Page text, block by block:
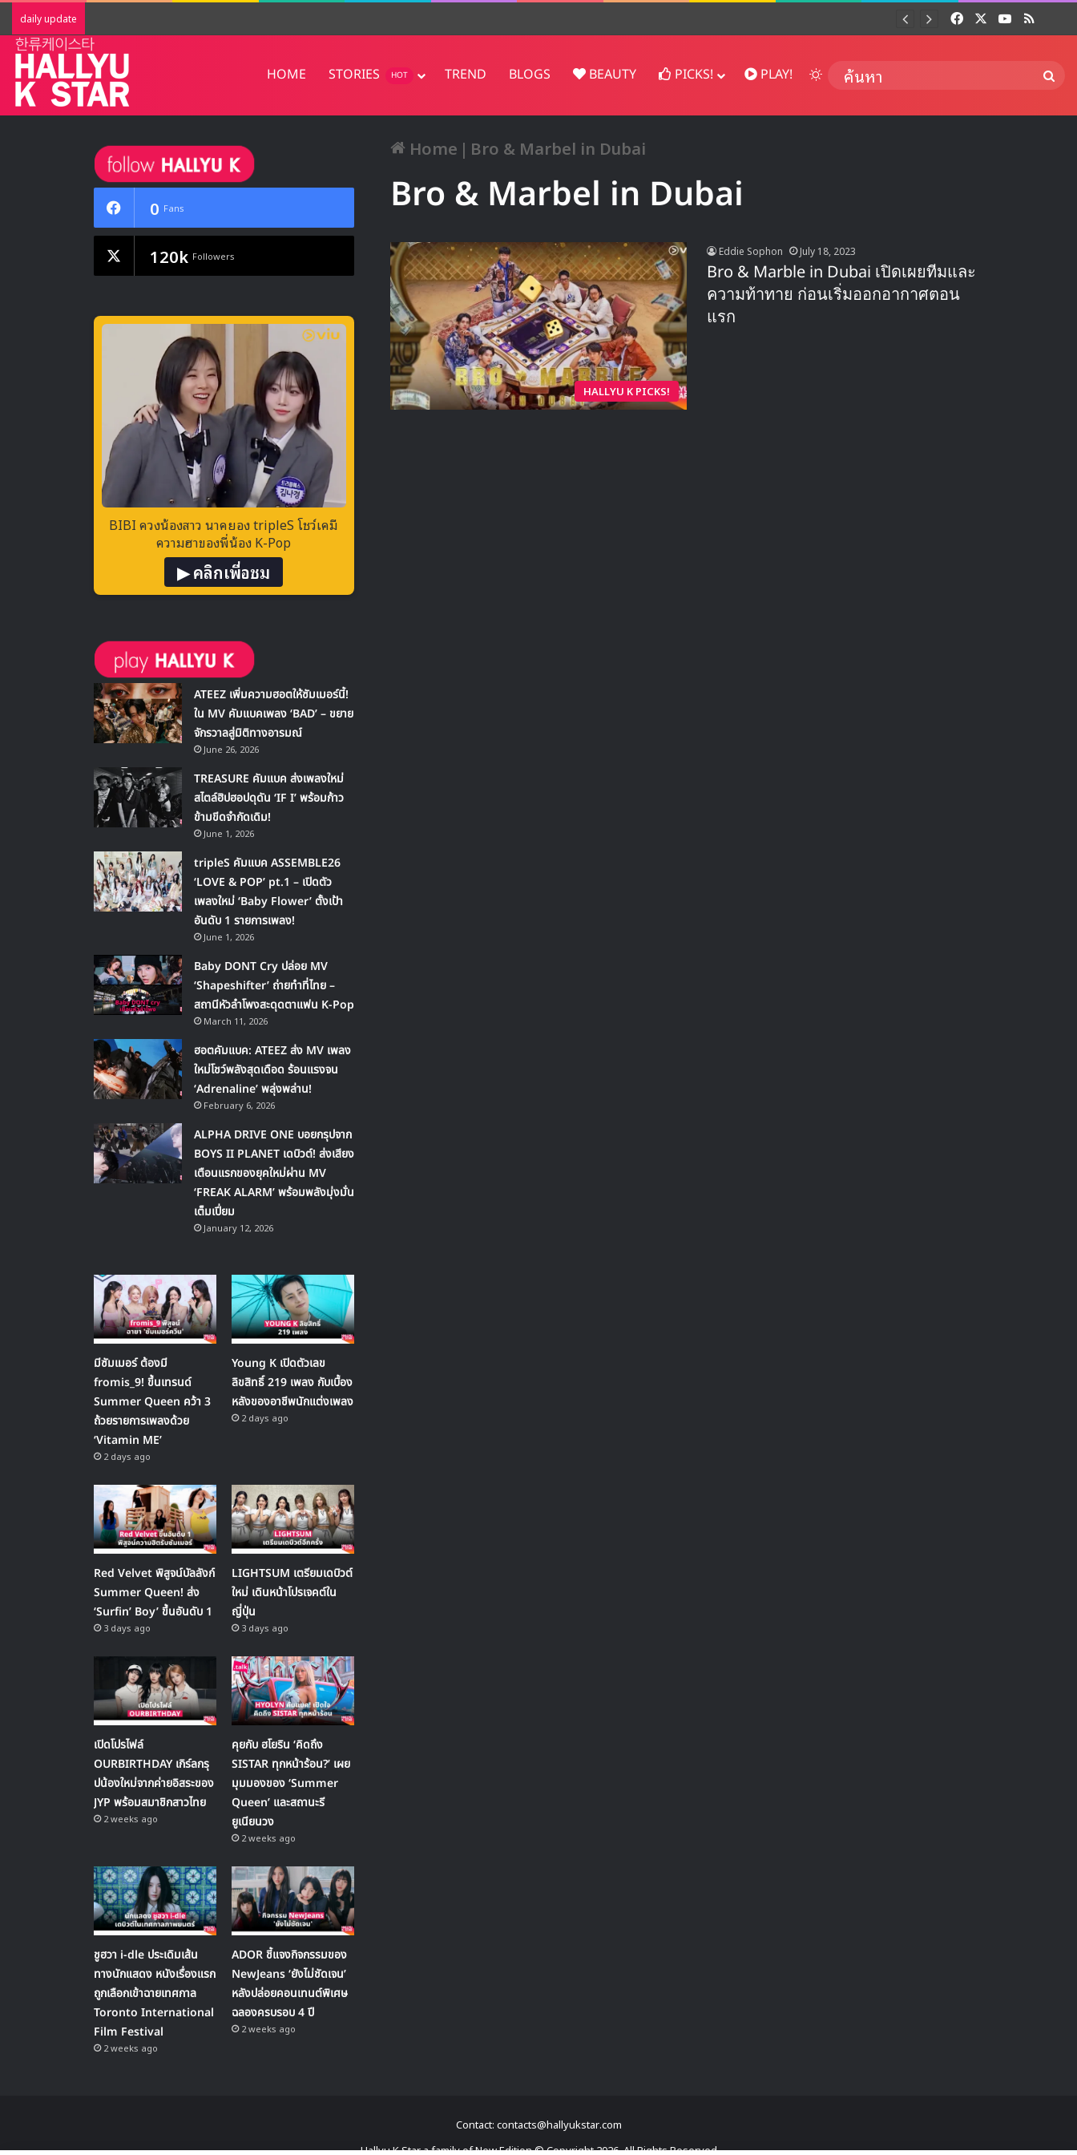
daily update FacebookYouTube
RSS
HOME STORIES HOT TREND BLOGS BEAUTY PICKS! PLAY! Switch skin
Home | Bro & Marbel in Dubai
Bro & Marbel in Dubai
HALLYU K PICKS!
Eddie Sophon July 18, 2023
Bro & Marble in Dubai เปิดเผยทีมและ
ความท้าทาย ก่อนเริ่มออกอากาศตอน
แรก
0 Fans
120k Followers
BIBI ควงน้องสาว นาคยอง tripleS โชว์เคมี
ความฮาของพี่น้อง K-Pop
▶ คลิกเพื่อชม
ATEEZ เพิ่มความฮอตให้ซัมเมอร์นี้!
ใน MV คัมแบคเพลง ‘BAD’ – ขยาย
จักรวาลสู่มิติทางอารมณ์
June 26, 2026
TREASURE คัมแบค ส่งเพลงใหม่
สไตล์ฮิปฮอปดุดัน ‘IF I’ พร้อมก้าว
ข้ามขีดจำกัดเดิม!
June 1, 2026
tripleS คัมแบค ASSEMBLE26
‘LOVE & POP’ pt.1 – เปิดตัว
เพลงใหม่ ‘Baby Flower’ ตั้งเป้า
อันดับ 1 รายการเพลง!
June 1, 2026
Baby DONT Cry ปล่อย MV
‘Shapeshifter’ ถ่ายทำที่ไทย –
สถานีหัวลำโพงสะดุดตาแฟน K-Pop
March 11, 2026
ฮอตคัมแบค: ATEEZ ส่ง MV เพลง
ใหม่โชว์พลังสุดเดือด ร้อนแรงจน
‘Adrenaline’ พลุ่งพล่าน!
February 6, 2026
ALPHA DRIVE ONE บอยกรุปจาก
BOYS II PLANET เดบิวต์! ส่งเสียง
เตือนแรกของยุคใหม่ผ่าน MV
‘FREAK ALARM’ พร้อมพลังมุ่งมั่น
เต็มเปี่ยม
January 12, 2026
มีซัมเมอร์ ต้องมี
fromis_9! ขึ้นเทรนด์
Summer Queen คว้า 3
ถ้วยรายการเพลงด้วย
‘Vitamin ME’
2 days ago
Young K เปิดตัวเลข
ลิขสิทธิ์ 219 เพลง กับเบื้อง
หลังของอาชีพนักแต่งเพลง
2 days ago
Red Velvet พิสูจน์บัลลังก์
Summer Queen! ส่ง
‘Surfin’ Boy’ ขึ้นอันดับ 1
3 days ago
LIGHTSUM เตรียมเดบิวต์
ใหม่ เดินหน้าโปรเจคต์ใน
ญี่ปุ่น
3 days ago
เปิดโปรไฟล์
OURBIRTHDAY เกิร์ลกรุ
ปน้องใหม่จากค่ายอิสระของ
JYP พร้อมสมาชิกสาวไทย
2 weeks ago
คุยกับ ฮโยริน ‘คิดถึง
SISTAR ทุกหน้าร้อน?’ เผย
มุมมองของ ‘Summer
Queen’ และสถานะรี
ยูเนียนวง
2 weeks ago
ชูฮวา i-dle ประเดิมเส้น
ทางนักแสดง หนังเรื่องแรก
ถูกเลือกเข้าฉายเทศกาล
Toronto International
Film Festival
2 weeks ago
ADOR ชี้แจงกิจกรรมของ
NewJeans ‘ยังไม่ชัดเจน’
หลังปล่อยคอนเทนต์พิเศษ
ฉลองครบรอบ 4 ปี
2 weeks ago
Contact: contacts@hallyukstar.com
Hallyu K Star a family of New Edition © Copyright 2026, All Rights Reserved